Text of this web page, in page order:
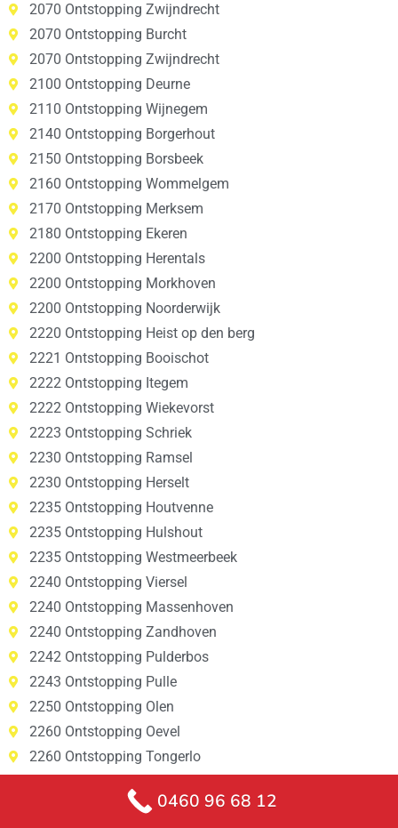
2070 Ontstopping Zwijndrecht
2070 Ontstopping Burcht
2070 Ontstopping Zwijndrecht
2100 Ontstopping Deurne
2110 Ontstopping Wijnegem
2140 Ontstopping Borgerhout
2150 Ontstopping Borsbeek
2160 Ontstopping Wommelgem
2170 Ontstopping Merksem
2180 Ontstopping Ekeren
2200 Ontstopping Herentals
2200 Ontstopping Morkhoven
2200 Ontstopping Noorderwijk
2220 Ontstopping Heist op den berg
2221 Ontstopping Booischot
2222 Ontstopping Itegem
2222 Ontstopping Wiekevorst
2223 Ontstopping Schriek
2230 Ontstopping Ramsel
2230 Ontstopping Herselt
2235 Ontstopping Houtvenne
2235 Ontstopping Hulshout
2235 Ontstopping Westmeerbeek
2240 Ontstopping Viersel
2240 Ontstopping Massenhoven
2240 Ontstopping Zandhoven
2242 Ontstopping Pulderbos
2243 Ontstopping Pulle
2250 Ontstopping Olen
2260 Ontstopping Oevel
2260 Ontstopping Tongerlo
2260 Ontstopping Zoerle-Parwijs
0460 96 68 12